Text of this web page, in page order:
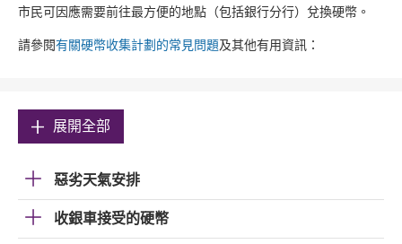
市民可因應需要前往最方便的地點（包括銀行分行）兌換硬幣。
請參閱有關硬幣收集計劃的常見問題及其他有用資訊：
展開全部
惡劣天氣安排
收銀車接受的硬幣